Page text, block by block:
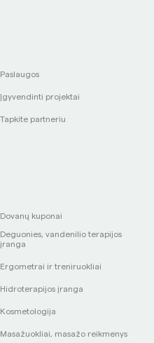
Paslaugos
Įgyvendinti projektai
Tapkite partneriu
Dovanų kuponai
Deguonies, vandenilio terapijos
įranga
Ergometrai ir treniruokliai
Hidroterapijos įranga
Kosmetologija
Masažuokliai, masažo reikmenys